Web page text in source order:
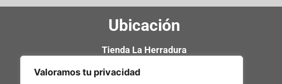
Valoramos tu privacidad
Ubicación
Tienda La Herradura
Calle 12 # 13-47 Locales 134 – 135